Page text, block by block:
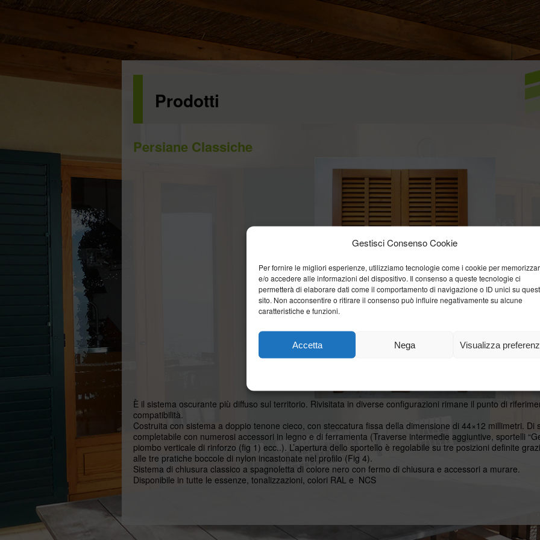
Gestisci Consenso Cookie
Per fornire le migliori esperienze, utilizziamo tecnologie come i cookie per
e/o accedere alle informazioni del dispositivo. Il consenso a queste tecnologie ci
permetterà di elaborare dati come il comportamento di navigazione o ID unici su
sito. Non acconsentire o ritirare il consenso può influire negativamente su alcune
caratteristiche e funzioni.
Accetta Nega Visualizza
Prodotti
Persiane Classiche
È il sistema oscurante più diffuso sul territorio. Rivisitata in diverse configurazioni rimane il punto di
compatibilità.
Costruita con sistema a doppio tenone cieco, con steccatura fissa della dimensione di 44×12 millimetri. Di
completabile con numerosi accessori in legno e di ferramenta (Traverse intermedie aggiuntive, sportelli
piombo verticale di rinforzo (fig 1) ecc..). L’apertura dello sportello è regolabile su tre posizioni definite
alle tre pratiche boccole di nylon incastonate nel profilo (Fig 4).
Sistema di chiusura classico a spagnoletta di colore nero con fermo di chiusura e accessori a murare.
Disponibile in tutte le essenze, tonalizzazioni, colori RAL e NCS